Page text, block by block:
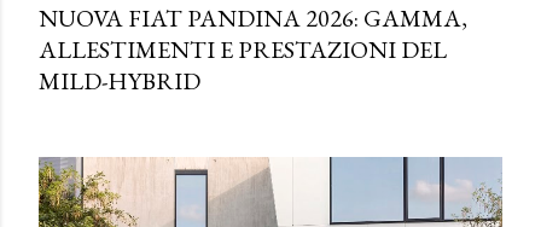
NUOVA FIAT PANDINA 2026: GAMMA,
ALLESTIMENTI E PRESTAZIONI DEL
MILD-HYBRID